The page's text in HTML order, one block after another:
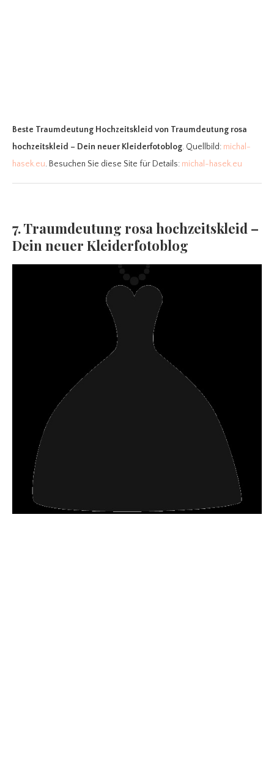
Beste Traumdeutung Hochzeitskleid von Traumdeutung rosa
hochzeitskleid – Dein neuer Kleiderfotoblog. Quellbild: michal-
hasek.eu. Besuchen Sie diese Site für Details: michal-hasek.eu
7. Traumdeutung rosa hochzeitskleid –
Dein neuer Kleiderfotoblog